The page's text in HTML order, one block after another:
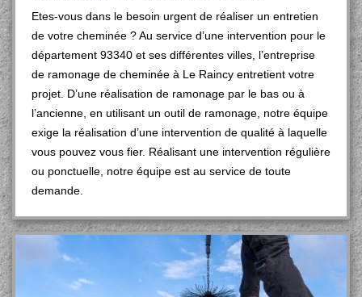
Etes-vous dans le besoin urgent de réaliser un entretien
de votre cheminée ? Au service d’une intervention pour le
département 93340 et ses différentes villes, l’entreprise
de ramonage de cheminée à Le Raincy entretient votre
projet. D’une réalisation de ramonage par le bas ou à
l’ancienne, en utilisant un outil de ramonage, notre équipe
exige la réalisation d’une intervention de qualité à laquelle
vous pouvez vous fier. Réalisant une intervention régulière
ou ponctuelle, notre équipe est au service de toute
demande.